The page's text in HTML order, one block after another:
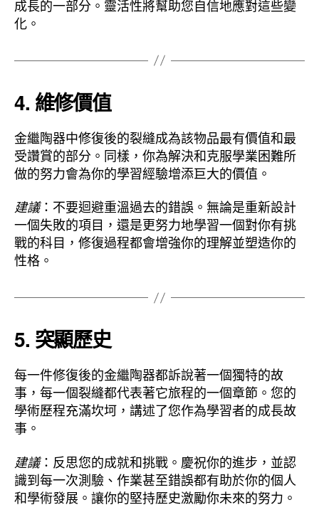
成長的一部分。靈活性將幫助您自信地應對這些變
化。
4. 維修價值
金繼陶器中修復後的裂縫成為該物品最有價值和最
受讚賞的部分。同樣，你為解決和克服學業困難所
做的努力會為你的學習經驗增添巨大的價值。
建議：不要迴避重溫過去的錯誤。無論是重新設計
一個失敗的項目，還是更努力地學習一個對你有挑
戰的科目，修復過程都會增強你的理解並塑造你的
性格。
5. 突顯歷史
每一件修復後的金繼陶器都訴說著一個獨特的故
事，每一個裂縫都代表著它旅程的一個章節。您的
學術歷程充滿坎坷，講述了您作為學習者的成長故
事。
建議：反思您的成就和挑戰。慶祝你的進步，並認
識到每一次測驗、作業甚至錯誤都有助於你的個人
和學術發展。讓你的堅持歷史激勵你未來的努力。